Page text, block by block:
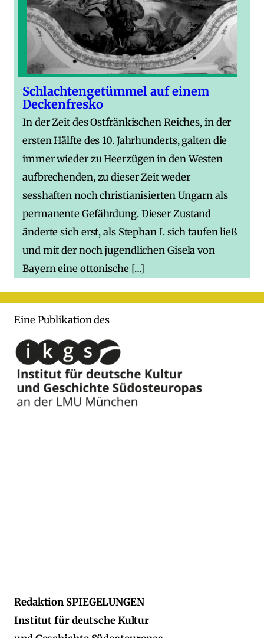
Schlachtengetümmel auf einem
Deckenfresko
In der Zeit des Ostfränkischen Reiches, in der
ersten Hälfte des 10. Jahrhunderts, galten die
immer wieder zu Heerzügen in den Westen
aufbrechenden, zu dieser Zeit weder
sesshaften noch christianisierten Ungarn als
permanente Gefährdung. Dieser Zustand
änderte sich erst, als Stephan I. sich taufen ließ
und mit der noch jugendlichen Gisela von
Bayern eine ottonische […]
Eine Publikation des
Redaktion SPIEGELUNGEN
Institut für deutsche Kultur